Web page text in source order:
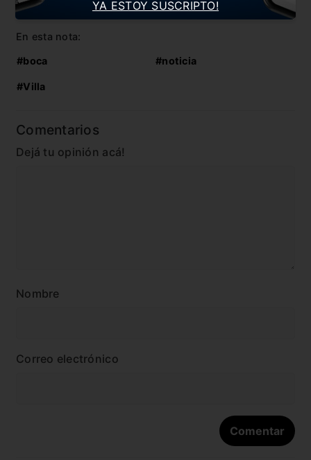
¡Se picó el Superclásico! Dos patadones de roja
En esta nota:
#boca #noticia
#Villa
Comentarios
Dejá tu opinión acá!
Nombre
Correo electrónico
YA ESTOY SUSCRIPTO!